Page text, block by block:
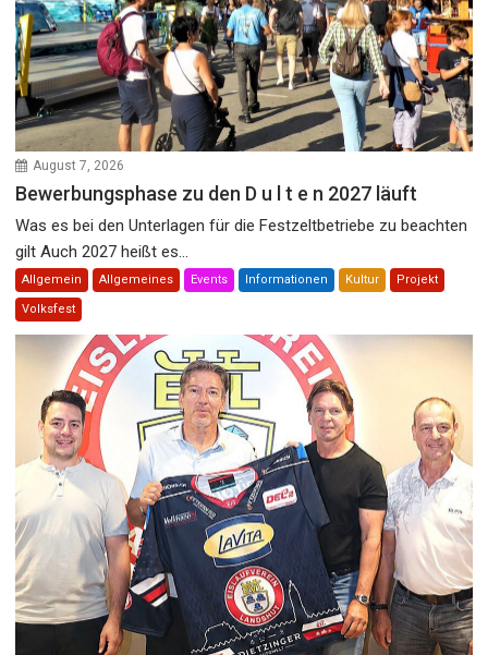
August 7, 2026
Bewerbungsphase zu den D u l t e n 2027 läuft
Was es bei den Unterlagen für die Festzeltbetriebe zu beachten
gilt Auch 2027 heißt es...
Allgemein Allgemeines Events Informationen Kultur Projekt
Volksfest